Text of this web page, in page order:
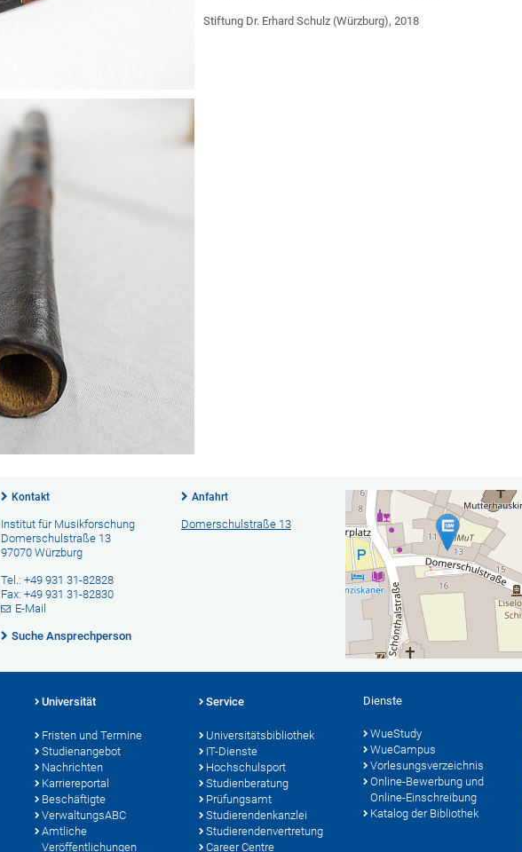
Stiftung Dr. Erhard Schulz (Würzburg), 2018
Kontakt
Institut für Musikforschung
Domerschulstraße 13
97070 Würzburg
Tel.: +49 931 31-82828
Fax: +49 931 31-82830
E-Mail
Suche Ansprechperson
Anfahrt
Domerschulstraße 13
Universität
Fristen und Termine
Studienangebot
Nachrichten
Karriereportal
Beschäftigte
VerwaltungsABC
Amtliche
Veröffentlichungen
Service
Universitätsbibliothek
IT-Dienste
Hochschulsport
Studienberatung
Prüfungsamt
Studierendenkanzlei
Studierendenvertretung
Career Centre
Dienste
WueStudy
WueCampus
Vorlesungsverzeichnis
Online-Bewerbung und
Online-Einschreibung
Katalog der Bibliothek